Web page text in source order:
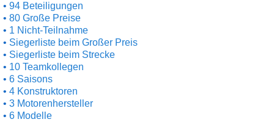
94 Beteiligungen
80 Große Preise
1 Nicht-Teilnahme
Siegerliste beim Großer Preis
Siegerliste beim Strecke
10 Teamkollegen
6 Saisons
4 Konstruktoren
3 Motorenhersteller
6 Modelle